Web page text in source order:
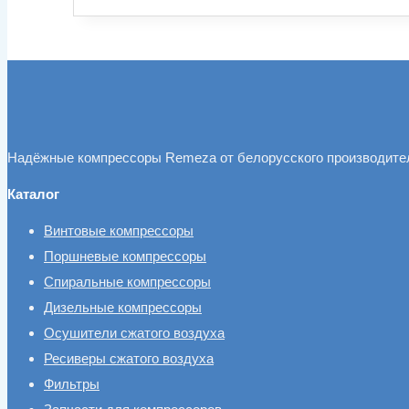
Надёжные компрессоры Remeza от белорусского
Каталог
Винтовые компрессоры
Поршневые компрессоры
Спиральные компрессоры
Дизельные компрессоры
Осушители сжатого воздуха
Ресиверы сжатого воздуха
Фильтры